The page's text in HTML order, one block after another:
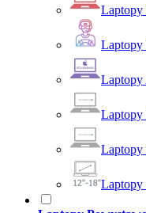
Laptopy
Laptopy
Laptopy
Laptopy
Laptopy
Laptopy